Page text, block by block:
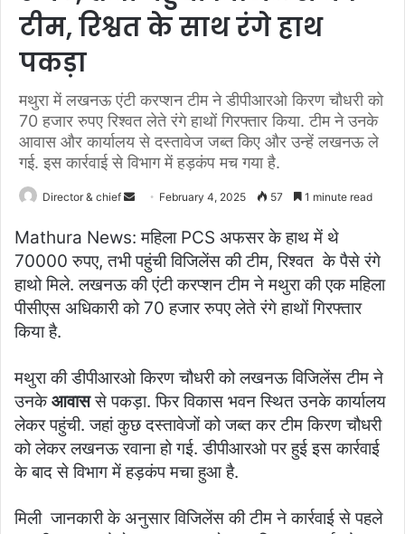
टीम, रिश्वत के साथ रंगे हाथ
पकड़ा
मथुरा में लखनऊ एंटी करप्शन टीम ने डीपीआरओ किरण चौधरी को
70 हजार रुपए रिश्वत लेते रंगे हाथों गिरफ्तार किया. टीम ने उनके
आवास और कार्यालय से दस्तावेज जब्त किए और उन्हें लखनऊ ले
गई. इस कार्रवाई से विभाग में हड़कंप मच गया है.
Director & chief
Send
email
February 4, 2025 57 1 minute read
Mathura News: महिला PCS अफसर के हाथ में थे
70000 रुपए, तभी पहुंची विजिलेंस की टीम, रिश्वत के पैसे रंगे
हाथो मिले. लखनऊ की एंटी करप्शन टीम ने मथुरा की एक महिला
पीसीएस अधिकारी को 70 हजार रुपए लेते रंगे हाथों गिरफ्तार
किया है.
मथुरा की डीपीआरओ किरण चौधरी को लखनऊ विजिलेंस टीम ने
उनकेआवाससे पकड़ा. फिर विकास भवन स्थित उनके कार्यालय
लेकर पहुंची. जहां कुछ दस्तावेजों को जब्त कर टीम किरण चौधरी
को लेकर लखनऊ रवाना हो गई. डीपीआरओ पर हुई इस कार्रवाई
के बाद से विभाग में हड़कंप मचा हुआ है.
मिली जानकारी के अनुसार विजिलेंस की टीम ने कार्रवाई से पहले